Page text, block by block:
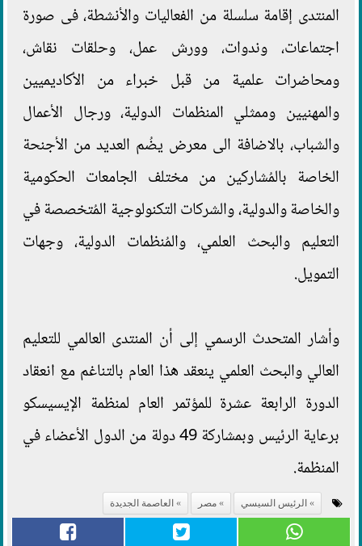
المنتدى إقامة سلسلة من الفعاليات والأنشطة، فى صورة
اجتماعات، وندوات، وورش عمل، وحلقات نقاش،
ومحاضرات علمية من قبل خبراء من الأكاديميين
والمهنيين وممثلي المنظمات الدولية، ورجال الأعمال
والشباب، بالاضافة الى معرض يضُم العديد من الأجنحة
الخاصة بالمُشاركين من مختلف الجامعات الحكومية
والخاصة والدولية، والشركات التكنولوجية المُتخصصة في
التعليم والبحث العلمي، والمُنظمات الدولية، وجهات
التمويل.
وأشار المتحدث الرسمي إلى أن المنتدى العالمي للتعليم
العالي والبحث العلمي ينعقد هذا العام بالتناغم مع انعقاد
الدورة الرابعة عشرة للمؤتمر العام لمنظمة الإيسيسكو
برعاية الرئيس وبمشاركة 49 دولة من الدول الأعضاء في
المنظمة.
الرئيس السيسي مصر العاصمة الجديدة